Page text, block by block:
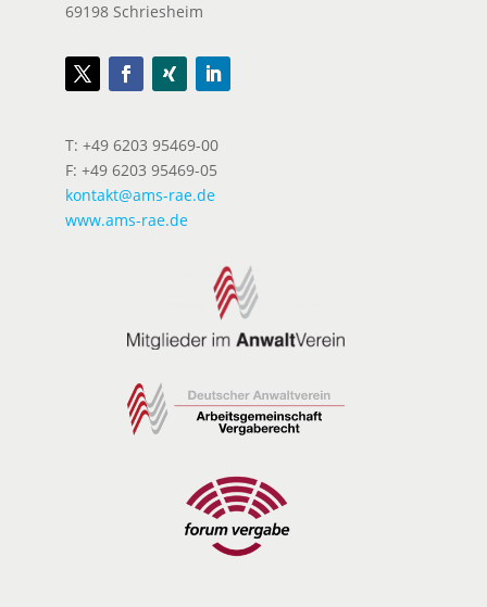
69198 Schriesheim
T: +49 6203 95469-00
F: +49 6203 95469-05
kontakt@ams-rae.de
www.ams-rae.de